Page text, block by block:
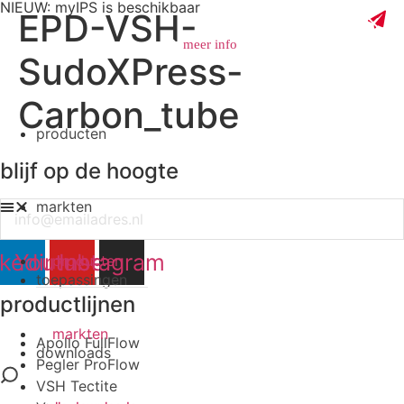
NIEUW: myIPS is beschikbaar
meer info
producten
markten
toepassingen
downloads
producten
markten
EPD-VSH-
SudoXPress-
Carbon_tube
blijf op de hoogte
Email
YoutubeInstagram
productlijnen
Apollo FullFlow
Pegler ProFlow
VSH Tectite